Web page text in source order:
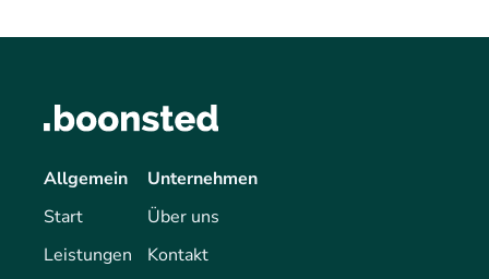
Allgemein
Start
Leistungen
Unternehmen
Über uns
Kontakt